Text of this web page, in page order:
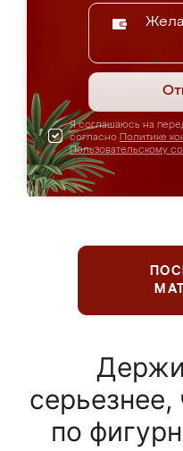
Я соглашаюсь на
согласно Политике
Пользовательскому
по